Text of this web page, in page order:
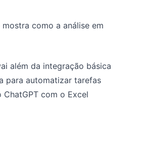
como a análise em
além da integração básica
para automatizar tarefas
com o Excel